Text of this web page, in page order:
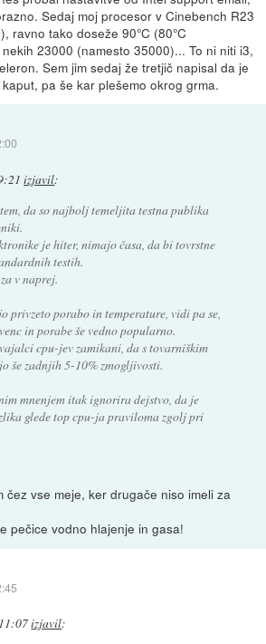
Sedaj moj procesor v Cinebench R23
ravno tako doseže 90°C (80°C
23000 (namesto 35000)... To ni niti i3,
Sem jim sedaj že tretjič napisal da je
pa še kar plešemo okrog grma.
izjavil:
da so najbolj temeljita testna publika
je hiter, nimajo časa, da bi tovrstne
testih.
v naprej.
privzeto porabo in temperature, vidi pa se,
in porabe še vedno popularno.
cpu-jev zamikani, da s tovarniškim
še zadnjih 5-10% zmogljivosti.
mnenjem itak ignorira dejstvo, da je
glede top cpu-ja praviloma zgolj pri
čez vse meje, ker drugače niso imeli za
pečice vodno hlajenje in gasa!
izjavil: